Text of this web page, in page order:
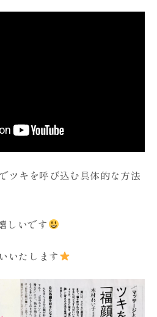
ツキを呼び込む具体的な方法
しいです
いたします